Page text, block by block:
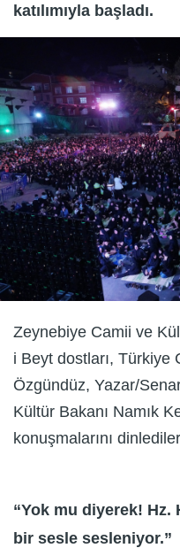
katılımıyla başladı.
Zeynebiye Camii ve
i Beyt dostları, Türkiye
Özgündüz, Yazar/
Kültür Bakanı Namık
konuşmalarını
“Yok mu diyerek! Hz.
bir sesle sesleniyor.”